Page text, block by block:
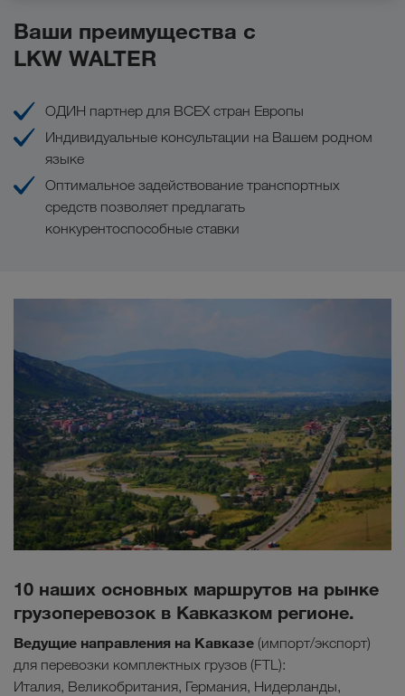
Ваши преимущества с
LKW WALTER
ОДИН партнер для ВСЕХ стран Европы
Индивидуальные консультации на Вашем родном
языке
Оптимальное задействование транспортных
средств позволяет предлагать
конкурентоспособные ставки
10 наших основных маршрутов на рынке
грузоперевозок в Кавказком регионе.
Ведущие направления на Кавказе (импорт/экспорт)
для перевозки комплектных грузов (FTL):
Италия, Великобритания, Германия, Нидерланды,